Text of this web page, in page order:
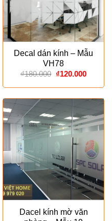
Decal dán kính – Mẫu
VH78
₫180.000 Giá
là:
₫180.000.
₫120.000Giá
tại
là:
Dacel kính mờ văn